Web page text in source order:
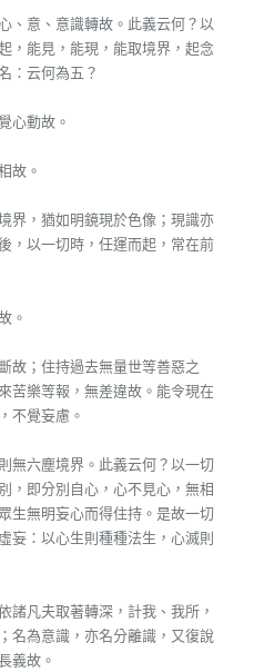
、意、意識轉故。此義云何？以
，能見，能現，能取境界，起念
：云何為五？
心動故。
故。
界，猶如明鏡現於色像；現識亦
，以一切時，任運而起，常在前
。
故；住持過去無量世等善惡之
苦樂等報，無差違故。能令現在
不覺妄慮。
無六塵境界。此義云何？以一切
，即分別自心，心不見心，無相
生無明妄心而得住持。是故一切
妄：以心生則種種法生，心滅則
諸凡夫取著轉深，計我、我所，
名為意識，亦名分離識，又復說
義故。